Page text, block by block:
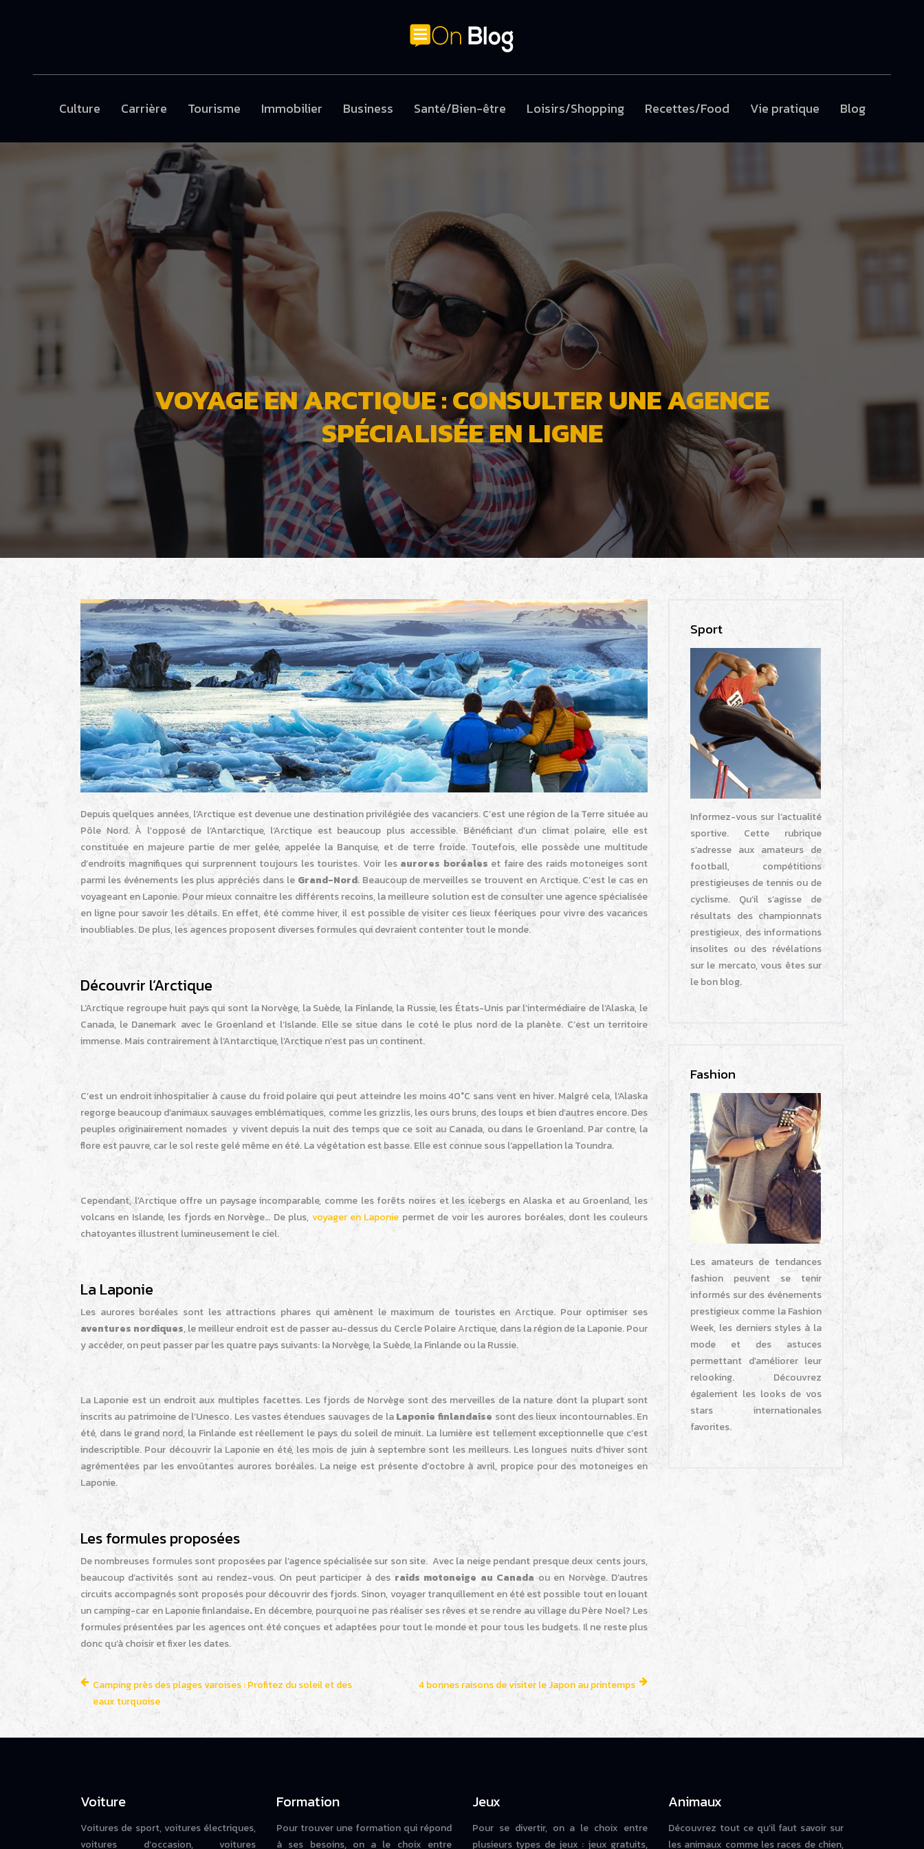
Culture Carrière Tourisme Immobilier Business Santé/Bien-être Loisirs/Shopping Recettes/Food Vie pratique Blog
VOYAGE EN ARCTIQUE : CONSULTER UNE AGENCE
SPÉCIALISÉE EN LIGNE
Depuis quelques années, l’Arctique est devenue une destination privilégiée des vacanciers. C’est une région de la Terre située au
Pôle Nord. À l’opposé de l’Antarctique, l’Arctique est beaucoup plus accessible. Bénéficiant d’un climat polaire, elle est
constituée en majeure partie de mer gelée, appelée la Banquise, et de terre froide. Toutefois, elle possède une multitude
d’endroits magnifiques qui surprennent toujours les touristes. Voir les aurores boréales et faire des raids motoneiges sont
parmi les événements les plus appréciés dans le Grand-Nord. Beaucoup de merveilles se trouvent en Arctique. C’est le cas en
voyageant en Laponie. Pour mieux connaitre les différents recoins, la meilleure solution est de consulter une agence spécialisée
en ligne pour savoir les détails. En effet, été comme hiver, il est possible de visiter ces lieux féeriques pour vivre des vacances
inoubliables. De plus, les agences proposent diverses formules qui devraient contenter tout le monde.
Découvrir l’Arctique
L’Arctique regroupe huit pays qui sont la Norvège, la Suède, la Finlande, la Russie, les États-Unis par l’intermédiaire de l’Alaska, le
Canada, le Danemark avec le Groenland et l’Islande. Elle se situe dans le coté le plus nord de la planète. C’est un territoire
immense. Mais contrairement à l’Antarctique, l’Arctique n’est pas un continent.
C’est un endroit inhospitalier à cause du froid polaire qui peut atteindre les moins 40°C sans vent en hiver. Malgré cela, l’Alaska
regorge beaucoup d’animaux sauvages emblématiques, comme les grizzlis, les ours bruns, des loups et bien d’autres encore. Des
peuples originairement nomades y vivent depuis la nuit des temps que ce soit au Canada, ou dans le Groenland. Par contre, la
flore est pauvre, car le sol reste gelé même en été. La végétation est basse. Elle est connue sous l’appellation la Toundra.
Cependant, l’Arctique offre un paysage incomparable, comme les forêts noires et les icebergs en Alaska et au Groenland, les
volcans en Islande, les fjords en Norvège… De plus, voyager en Laponie permet de voir les aurores boréales, dont les couleurs
chatoyantes illustrent lumineusement le ciel.
La Laponie
Les aurores boréales sont les attractions phares qui amènent le maximum de touristes en Arctique. Pour optimiser ses
aventures nordiques, le meilleur endroit est de passer au-dessus du Cercle Polaire Arctique, dans la région de la Laponie. Pour
y accéder, on peut passer par les quatre pays suivants: la Norvège, la Suède, la Finlande ou la Russie.
La Laponie est un endroit aux multiples facettes. Les fjords de Norvège sont des merveilles de la nature dont la plupart sont
inscrits au patrimoine de l’Unesco. Les vastes étendues sauvages de laLaponie finlandaise sont des lieux incontournables. En
été, dans le grand nord, la Finlande est réellement le pays du soleil de minuit. La lumière est tellement exceptionnelle que c’est
indescriptible. Pour découvrir la Laponie en été, les mois de juin à septembre sont les meilleurs. Les longues nuits d’hiver sont
agrémentées par les envoûtantes aurores boréales. La neige est présente d’octobre à avril, propice pour des motoneiges en
Laponie.
Les formules proposées
De nombreuses formules sont proposées par l’agence spécialisée sur son site. Avec la neige pendant presque deux cents jours,
beaucoup d’activités sont au rendez-vous. On peut participer à des raids motoneige au Canada ou en Norvège. D’autres
circuits accompagnés sont proposés pour découvrir des fjords. Sinon, voyager tranquillement en été est possible tout en louant
un camping-car en Laponie finlandaise.En décembre, pourquoi ne pas réaliser ses rêves et se rendre au village du Père Noel? Les
formules présentées par les agences ont été conçues et adaptées pour tout le monde et pour tous les budgets. Il ne reste plus
donc qu’à choisir et fixer les dates.
Camping près des plages varoises : Profitez du soleil et des
eaux turquoise
4 bonnes raisons de visiter le Japon au printemps
Sport
Informez-vous sur l’actualité
sportive. Cette rubrique
s’adresse aux amateurs de
football, compétitions
prestigieuses de tennis ou de
cyclisme. Qu’il s’agisse de
résultats des championnats
prestigieux, des informations
insolites ou des révélations
sur le mercato, vous êtes sur
le bon blog.
Fashion
Les amateurs de tendances
fashion peuvent se tenir
informés sur des événements
prestigieux comme la Fashion
Week, les derniers styles à la
mode et des astuces
permettant d’améliorer leur
relooking. Découvrez
également les looks de vos
stars internationales
favorites.
Voiture
Voitures de sport, voitures électriques,
voitures d’occasion, voitures
Formation
Pour trouver une formation qui répond
à ses besoins, on a le choix entre
Jeux
Pour se divertir, on a le choix entre
plusieurs types de jeux : jeux gratuits,
Animaux
Découvrez tout ce qu’il faut savoir sur
les animaux comme les races de chien,